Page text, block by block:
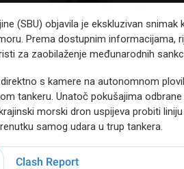
(SBU) objavila je ekskluzivan
Prema dostupnim informacijama,
za zaobilaženje međunarodnih
s kamere na autonomnom
tankeru. Unatoč pokušajima
morski dron uspijeva probiti
samog udara u trup tankera.